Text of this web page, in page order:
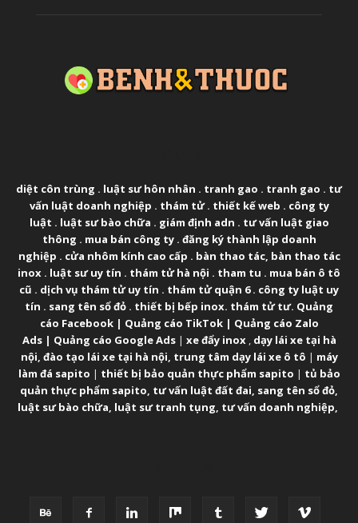
diệt côn trùng . luật sư hôn nhân . tranh gao . tranh gao . tư
vấn luật doanh nghiệp . thám tử. thiết kế web . công ty
luật . luật sư bào chữa . giám định adn . tư vấn luật giao
thông . mua bán công ty. đăng ký thành lập doanh
nghiệp . cửa nhôm kính cao cấp . bàn thao tác, bàn thao tác
inox . luật sư uy tín . thám tử hà nội . tham tu . mua bán ô tô
cũ . dịch vụ thám tử uy tín . thám tử quận 6. công ty luật uy
tín . sang tên sổ đỏ . thiết bị bếp inox. thám tử tư. Quảng
cáo Facebook| Quảng cáo TikTok| Quảng cáo Zalo
Ads| Quảng cáo Google Ads| xe đẩy inox, dạy lái xe tại hà
nội, đào tạo lái xe tại hà nội, trung tâm dạy lái xe ô tô | máy
làm đá sapito | thiết bị bảo quản thực phẩm sapito | tủ bảo
quản thực phẩm sapito, tư vấn luật đất đai, sang tên sổ đỏ,
luật sư bào chữa, luật sư tranh tụng, tư vấn doanh nghiệp,